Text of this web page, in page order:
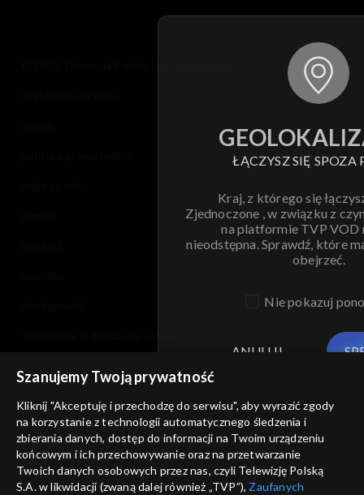
ŁĄCZYSZ SIĘ SPOZA
Kraj, z którego się
Zjednoczone , w związku z
na platformie TVP VOD
nieodstępna. Sprawdź, które
obejrzeć.
Nie pokazuj
ANULUJ
Szanujemy Twoją prywatność
Kliknij "Akceptuję i przechodzę do serwisu", aby wyrazić zgody
na korzystanie z technologii automatycznego śledzenia i
zbierania danych, dostęp do informacji na Twoim urządzeniu
końcowym i ich przechowywanie oraz na przetwarzanie
Twoich danych osobowych przez nas, czyli Telewizję Polską
S.A. w likwidacji (zwaną dalej również „TVP”), Zaufanych